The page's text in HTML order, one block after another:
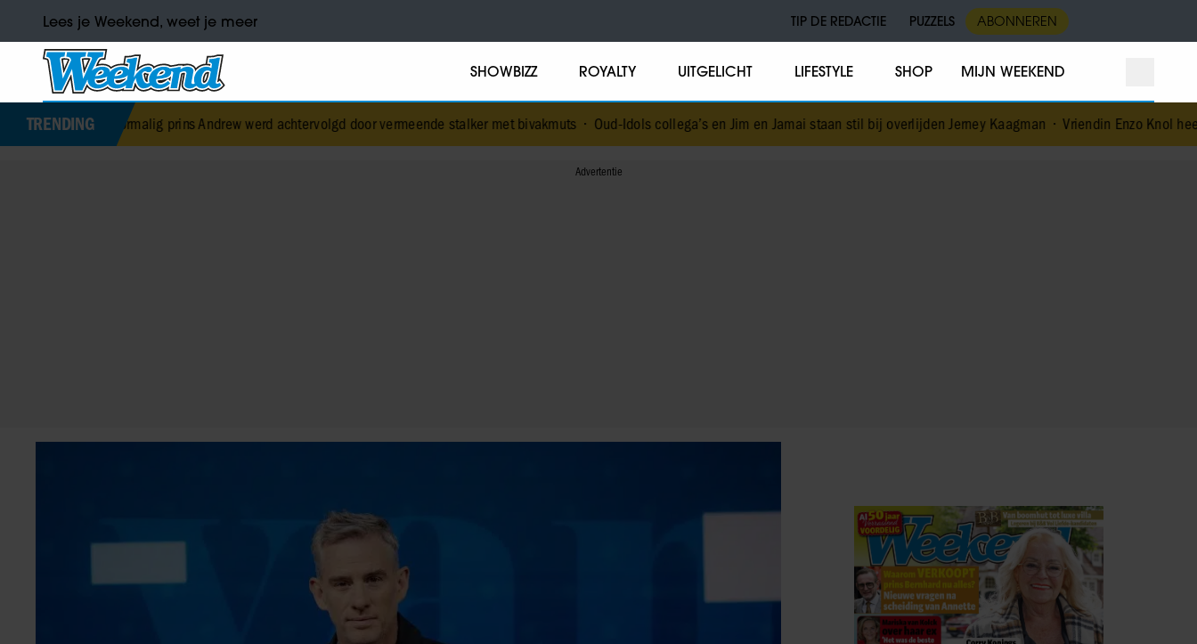
Lees je Weekend, weet je meer TIP DE REDACTIE PUZZELS ABONNEREN
SHOWBIZZ ROYALTY UITGELICHT LIFESTYLE SHOP MIJN WEEKEND
TRENDINGprins Andrew werd achtervolgd door vermeende stalker met bivakmuts•Oud-Idols collega’s en Jim en Jamai staan stil bij overlijden Jerney Kaagman•Vriendin Enzo Knol heeft